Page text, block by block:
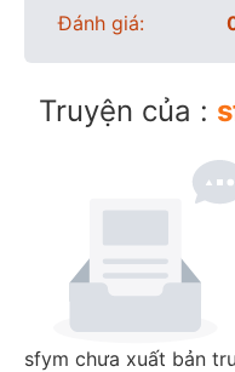
Đánh giá:
Truyện của :
sfym chưa xuất bản